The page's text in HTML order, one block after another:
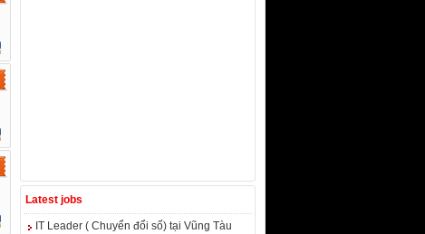
Latest jobs
IT Leader ( Chuyển đổi số) tại Vũng Tàu